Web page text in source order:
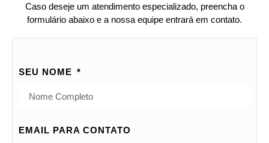
Caso deseje um atendimento especializado, preencha o
formulário abaixo e a nossa equipe entrará em contato.
SEU NOME
EMAIL PARA CONTATO